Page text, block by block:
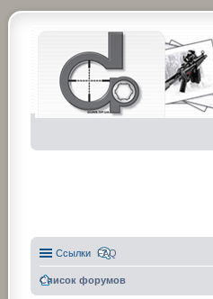
Ссылки FAQ
Список форумов